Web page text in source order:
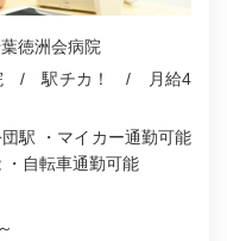
徳洲会病院
院 / 駅チカ！ / 月給4
団駅 ・マイカー通勤可能
・自転車通勤可能